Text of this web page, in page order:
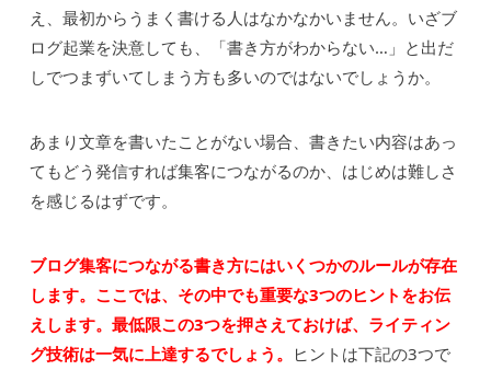
え、最初からうまく書ける人はなかなかいません。いざブ
ログ起業を決意しても、「書き方がわからない…」と出だ
しでつまずいてしまう方も多いのではないでしょうか。
あまり文章を書いたことがない場合、書きたい内容はあっ
てもどう発信すれば集客につながるのか、はじめは難しさ
を感じるはずです。
ブログ集客につながる書き方にはいくつかのルールが存在
します。ここでは、その中でも重要な3つのヒントをお伝
えします。最低限この3つを押さえておけば、ライティン
グ技術は一気に上達するでしょう。
ヒントは下記の3つで